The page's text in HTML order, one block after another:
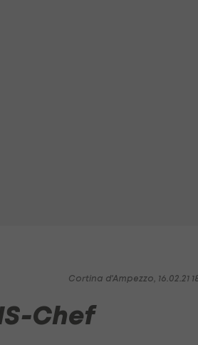
Cortina d'Ampezzo, 16.02.21
Chef